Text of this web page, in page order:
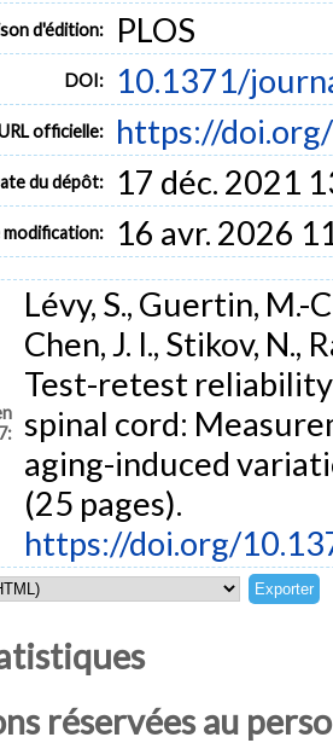
d'édition: PLOS
DOI: 10.1371/
officielle: https://
du dépôt: 17 déc. 2021
16 avr. 2026
Lévy, S., Guertin, M.-
Chen, J. I., Stikov, N.,
Test-retest
spinal cord:
aging-induced
(25 pages).
https://doi.org/
réservées au